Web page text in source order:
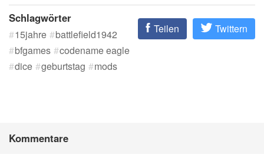
Teilen Twittern
Schlagwörter
15jahre
battlefield1942
bfgames
codename eagle
dice
geburtstag mods
Kommentare